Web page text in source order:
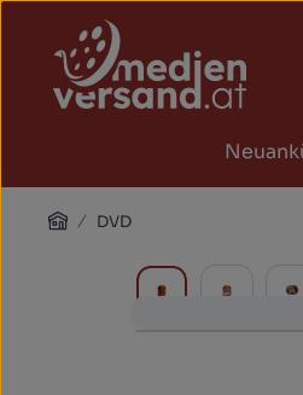
Zum Hauptinhalt springen
Zur Suche springen
Zur Hauptnavigation
HomeDVD
Bildergalerie